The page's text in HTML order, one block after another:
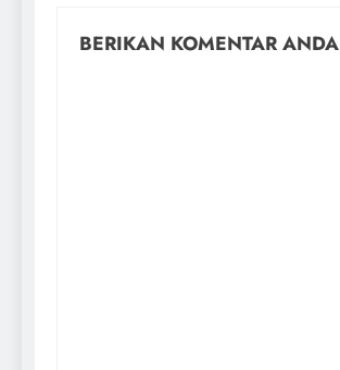
BERIKAN KOMENTAR ANDA